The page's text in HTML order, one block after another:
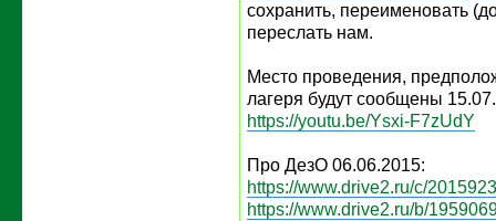
сохранить, переименовать
переслать нам.
Место проведения,
лагеря будут сообщены
https://youtu.be/Ysxi-F7zUdY
Про ДезО 06.06.2015:
https://www.drive2.ru/c/
https://www.drive2.ru/b/